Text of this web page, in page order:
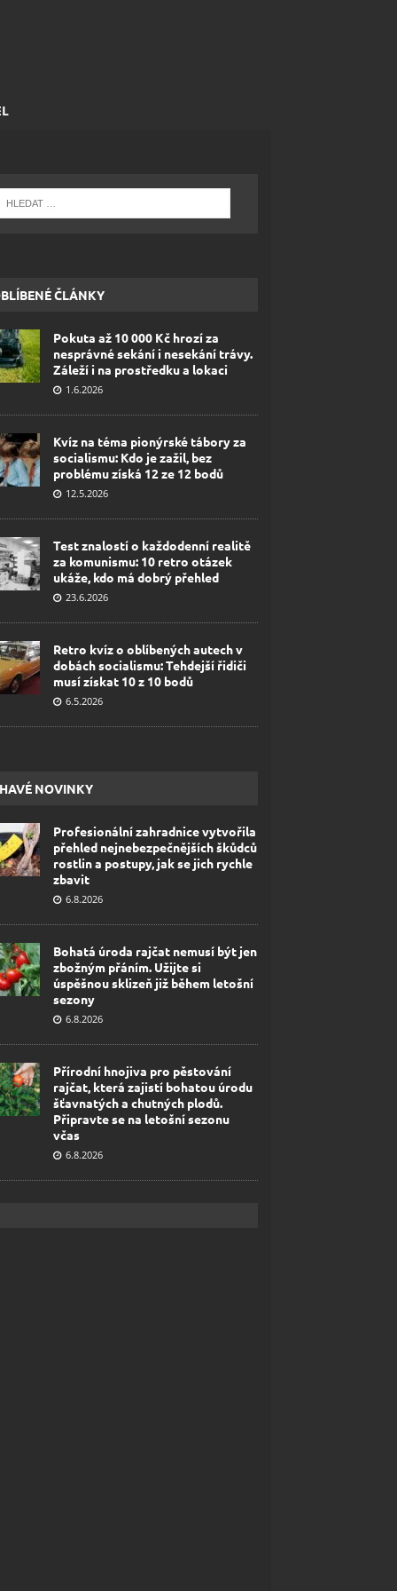
ČLÁNKY
Pokuta až 10 000 Kč hrozí za
nesprávné sekání i nesekání trávy.
Záleží i na prostředku a lokaci
1.6.2026
Kvíz na téma pionýrské tábory za
socialismu: Kdo je zažil, bez
problému získá 12 ze 12 bodů
12.5.2026
Test znalostí o každodenní realitě
za komunismu: 10 retro otázek
ukáže, kdo má dobrý přehled
23.6.2026
Retro kvíz o oblíbených autech v
dobách socialismu: Tehdejší řidiči
musí získat 10 z 10 bodů
6.5.2026
NOVINKY
Profesionální zahradnice vytvořila
přehled nejnebezpečnějších škůdců
rostlin a postupy, jak se jich rychle
zbavit
6.8.2026
Bohatá úroda rajčat nemusí být jen
zbožným přáním. Užijte si
úspěšnou sklizeň již během letošní
sezony
6.8.2026
Přírodní hnojiva pro pěstování
rajčat, která zajistí bohatou úrodu
šťavnatých a chutných plodů.
Připravte se na letošní sezonu
včas
6.8.2026